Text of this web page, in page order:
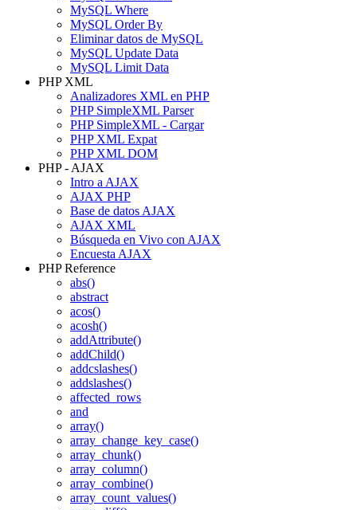
MySQL Where
MySQL Order By
Eliminar datos de MySQL
MySQL Update Data
MySQL Limit Data
PHP XML
Analizadores XML en PHP
PHP SimpleXML Parser
PHP SimpleXML - Cargar
PHP XML Expat
PHP XML DOM
PHP - AJAX
Intro a AJAX
AJAX PHP
Base de datos AJAX
AJAX XML
Búsqueda en Vivo con AJAX
Encuesta AJAX
PHP Reference
abs()
abstract
acos()
acosh()
addAttribute()
addChild()
addcslashes()
addslashes()
affected_rows
and
array()
array_change_key_case()
array_chunk()
array_column()
array_combine()
array_count_values()